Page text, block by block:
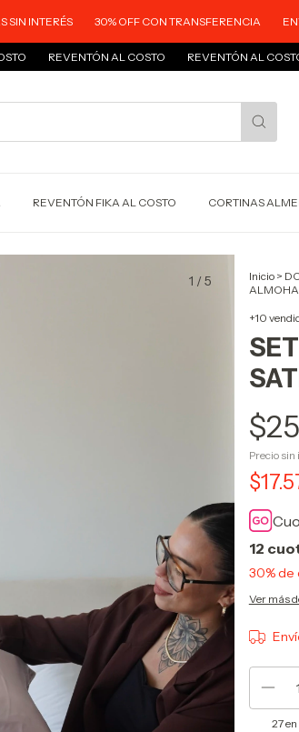
30% OFF CON TRANSFERENCIA ENVÍOS A
AL COSTO REVENTÓN AL COSTO
REVENTÓN FIKA AL COSTO CORTINAS
1 /5 Inicio >
+10
Precio
12
30% de
Ver más
27